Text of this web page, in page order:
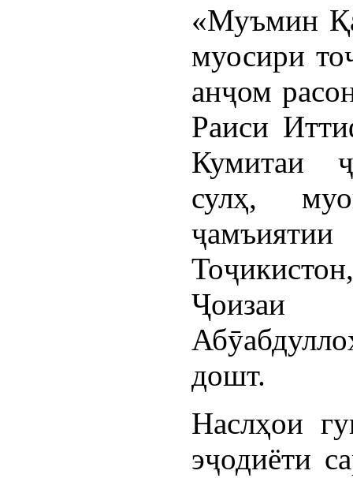
«Муъмин
муосири
анҷом
Раиси
Кумитаи
сулҳ,
Ҷоизаи
дошт.
Наслҳои
эҷодиёти